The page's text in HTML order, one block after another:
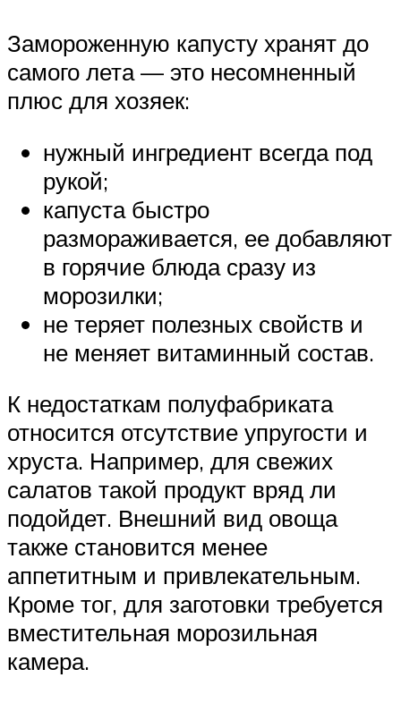
Замороженную капусту хранят до
самого лета — это несомненный
плюс для хозяек:
нужный ингредиент всегда под
рукой;
капуста быстро
размораживается, ее добавляют
в горячие блюда сразу из
морозилки;
не теряет полезных свойств и
не меняет витаминный состав.
К недостаткам полуфабриката
относится отсутствие упругости и
хруста. Например, для свежих
салатов такой продукт вряд ли
подойдет. Внешний вид овоща
также становится менее
аппетитным и привлекательным.
Кроме тог, для заготовки требуется
вместительная морозильная
камера.